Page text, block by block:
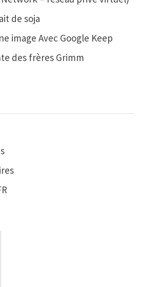
de soja
image Avec Google Keep
des frères Grimm